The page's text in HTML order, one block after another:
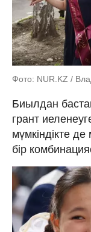
Фото: NUR.KZ /
Биылдан
грант
мүмкіндікте
бір